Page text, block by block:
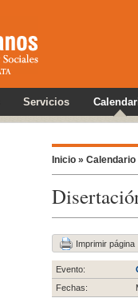
Servicios
Inicio » Calendario
Imprimir página
Evento:
Fechas: